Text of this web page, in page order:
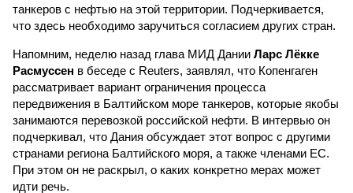
танкеров с нефтью на этой территории. Подчеркивается,
что здесь необходимо заручиться согласием других стран.
Напомним, неделю назад глава МИД Дании Ларс Лёкке
Расмуссен в беседе с Reuters, заявлял, что Копенгаген
рассматривает вариант ограничения процесса
передвижения в Балтийском море танкеров, которые якобы
занимаются перевозкой российской нефти. В интервью он
подчеркивал, что Дания обсуждает этот вопрос с другими
странами региона Балтийского моря, а также членами ЕС.
При этом он не раскрыл, о каких конкретно мерах может
идти речь.